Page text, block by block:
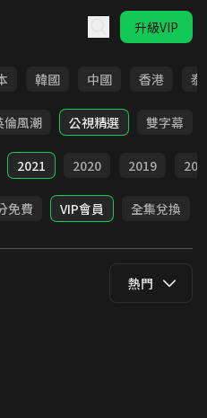
升級VIP
韓國 中國 香港 泰
倫風潮 公視精選 雙字幕
2021 2020 2019
免費 VIP會員 全集兌換
熱門